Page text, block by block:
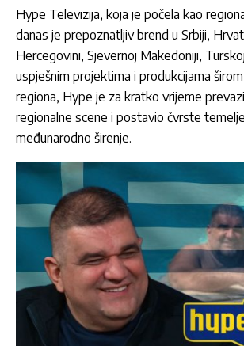
Hype Televizija, koja je počela kao
danas je prepoznatljiv brend u Srbiji,
Hercegovini, Sjevernoj Makedoniji,
uspješnim projektima i produkcijama
regiona, Hype je za kratko vrijeme
regionalne scene i postavio čvrste
međunarodno širenje.